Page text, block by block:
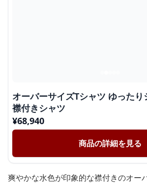
オーバーサイズTシャツ ゆった
襟付きシャツ
¥68,940
商品の詳細を見る
爽やかな水色が印象的な襟付きのオー